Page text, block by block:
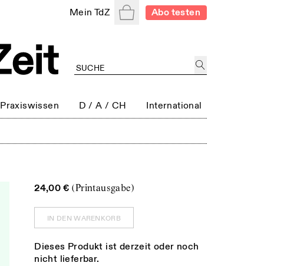
Mein TdZ WarenkorbAbo testen
Praxiswissen D / A / CH International
24,00 €(Printausgabe)
IN DEN WARENKORB
Dieses Produkt ist derzeit oder noch
nicht lieferbar.